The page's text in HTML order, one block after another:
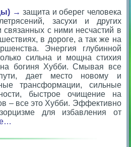
→ защита и оберег человека
засухи и других
связанных с ними несчастий в
в дороге, а так же на
Энергия глубинной
сильна и мощна стихия
богиня Хубби. Смывая все
дает место новому и
трансформации, сильные
быстрое очищение на
– все это Хубби. Эффективно
для избавления от